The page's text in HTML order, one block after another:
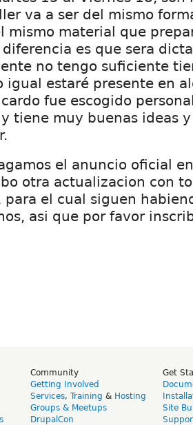
va a ser del mismo
mismo material que
es que sera
no tengo suficiente
igual estaré presente en
fue escogido
tiene muy buenas ideas
el anuncio oficial
otra actualizacion con
para el cual siguen
asi que por favor
Community
Getting Involved
Services, Training & Hosting
Groups & Meetups
DrupalCon
Get
Site